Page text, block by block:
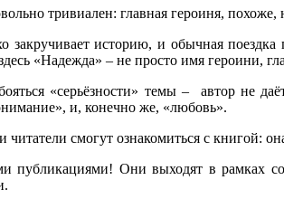
тривиален: главная героиня,
закручивает историю, и обычная
«Надежда» – не просто имя героини,
«серьёзности» темы – автор не
и, конечно же, «любовь».
смогут ознакомиться с книгой:
публикациями! Они выходят в рамках